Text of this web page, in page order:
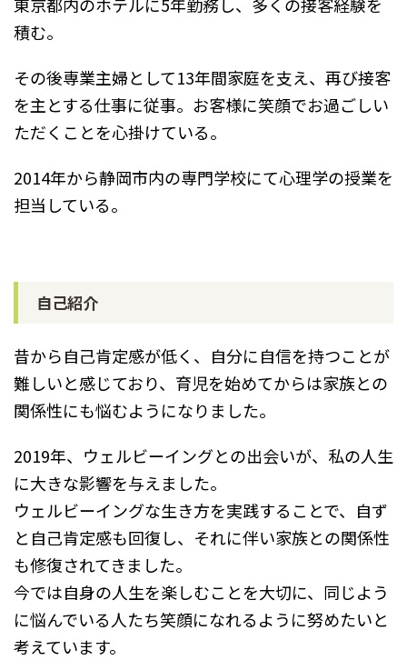
積む。
その後専業主婦として13年間家庭を支え、再び接客
を主とする仕事に従事。お客様に笑顔でお過ごしい
ただくことを心掛けている。
2014年から静岡市内の専門学校にて心理学の授業を
担当している。
自己紹介
昔から自己肯定感が低く、自分に自信を持つことが
難しいと感じており、育児を始めてからは家族との
関係性にも悩むようになりました。
2019年、ウェルビーイングとの出会いが、私の人生
に大きな影響を与えました。
ウェルビーイングな生き方を実践することで、自ず
と自己肯定感も回復し、それに伴い家族との関係性
も修復されてきました。
今では自身の人生を楽しむことを大切に、同じよう
に悩んでいる人たち笑顔になれるように努めたいと
考えています。